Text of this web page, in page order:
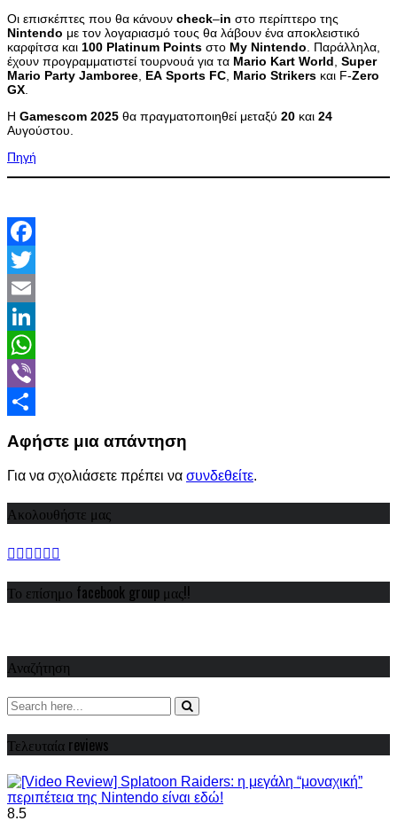
Οι επισκέπτες που θα κάνουν check–in στο περίπτερο της
Nintendo με τον λογαριασμό τους θα λάβουν ένα αποκλειστικό
καρφίτσα και 100 Platinum Points στο My Nintendo . Παράλληλα,
έχουν προγραμματιστεί τουρνουά για τα Mario Kart World Super
Mario Party Jamboree EA Sports FC Mario Strikers και F-Zero
GX
Η Gamescom 2025 θα πραγματοποιηθεί μεταξύ 20 και 24
Αυγούστου.
Πηγή
Facebook
Twitter
Email
LinkedIn
WhatsApp
Viber
Αφήστε μια απάντηση
Για να σχολιάσετε πρέπει να συνδεθείτε.
Ακολουθήστε μας
Το επίσημο facebook group μας!!
Αναζήτηση
Τελευταία reviews
8.5